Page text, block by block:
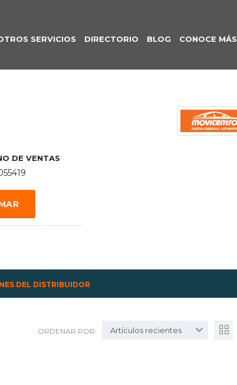
SERVICIOS DIRECTORIO BLOG CONOCE MÁS
DE VENTAS
DEL DISTRIBUIDOR
ORDENAR POR: Artículos recientes